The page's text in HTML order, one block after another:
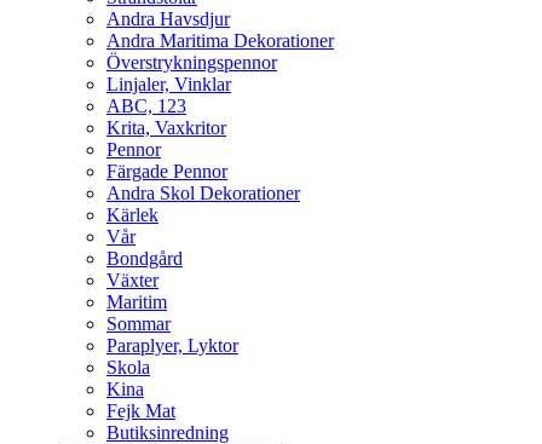
Andra Havsdjur
Andra Maritima Dekorationer
Överstrykningspennor
Linjaler, Vinklar
ABC, 123
Krita, Vaxkritor
Pennor
Färgade Pennor
Andra Skol Dekorationer
Kärlek
Vår
Bondgård
Växter
Maritim
Sommar
Paraplyer, Lyktor
Skola
Kina
Fejk Mat
Butiksinredning